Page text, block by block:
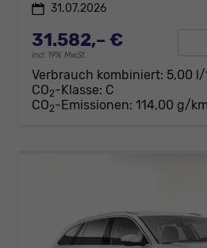
31.07.2026
31.582,– €
incl. 19% MwSt.
Verbrauch kombiniert: 5,00 l/
CO2-Klasse: C
CO2-Emissionen: 114,00 g/km